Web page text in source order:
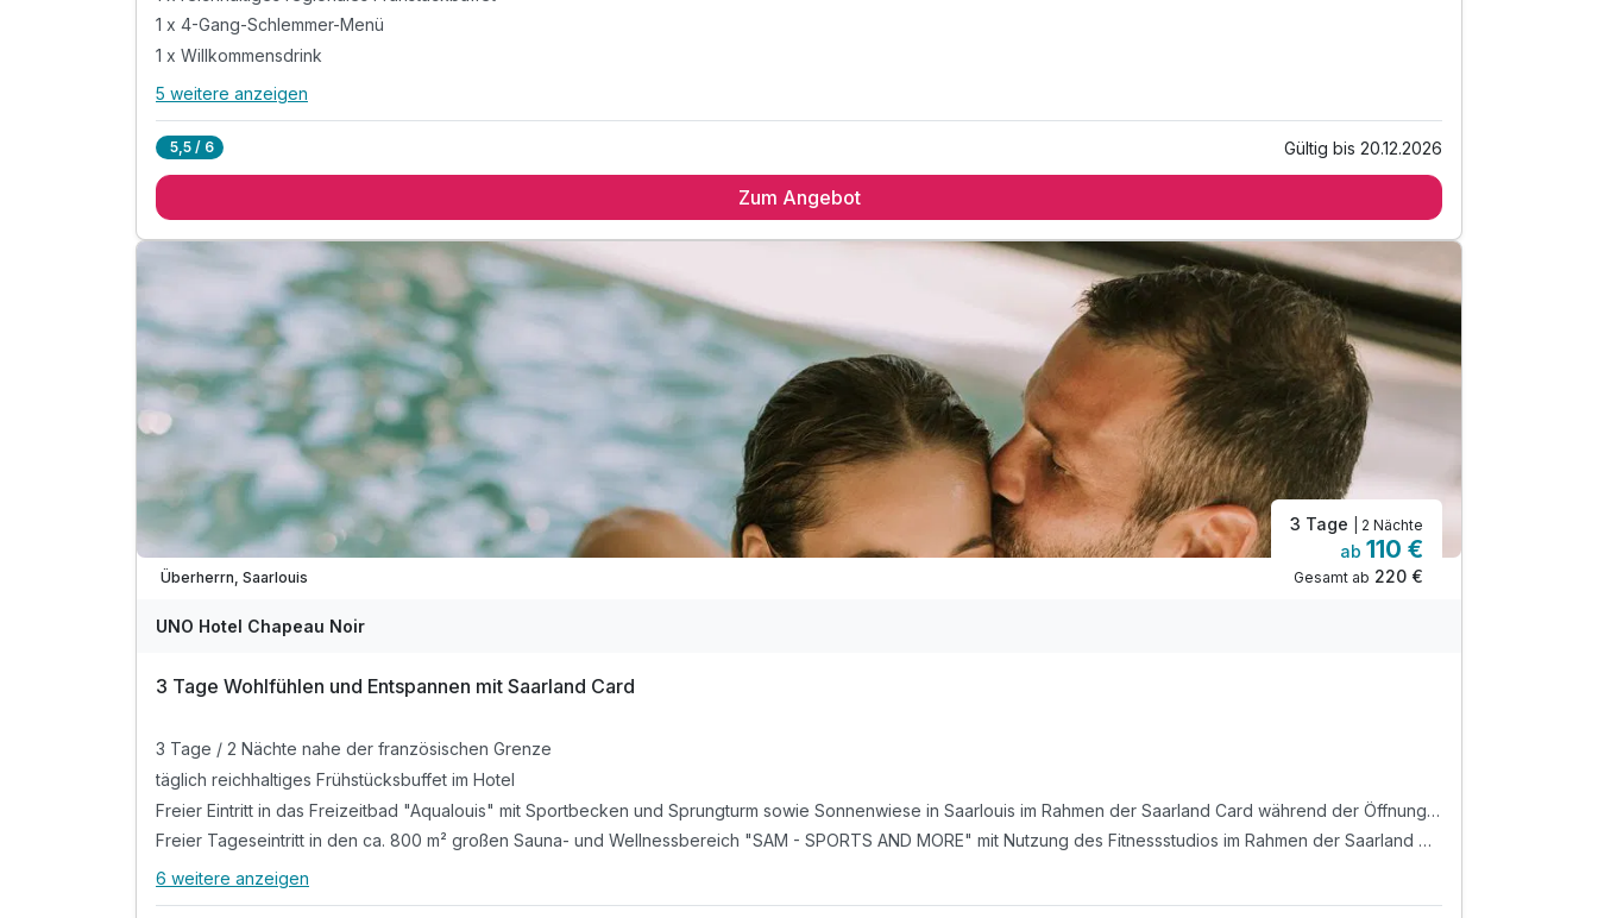
Verfügbar bis Dezember
1 x 4-Gang-Schlemmer-Menü
1 x Willkommensdrink
Alle Inklusivleistungen
inkl. Nutzung von Hallenbad und Saunawelt auf
2500m² im Vitalis-Bäderzentrum
inkl. Leihbademäntel & Badeslipper
inkl. Parkplatz
inkl. WLAN-Nutzung
5 weitere anzeigen
5,5 / 6 Gültig bis 20.12.2026
Zum Angebot
Überherrn, Saarlouis
3 Tage | 2 Nächte
ab 110 €
Gesamt ab 220 €
UNO Hotel Chapeau Noir
3 Tage Wohlfühlen und Entspannen mit Saarland Card
3 Tage / 2 Nächte nahe der französischen Grenze
täglich reichhaltiges Frühstücksbuffet im Hotel
Freier Eintritt in das Freizeitbad "Aqualouis" mit Sportbecken und Sprungturm sowie Sonnenwiese in Saarlouis im Rahmen der Saarland Card während der Öffnungszeiten
Freier Tageseintritt in den ca. 800 m² großen Sauna- und Wellnessbereich "SAM - SPORTS AND MORE" mit Nutzung des Fitnessstudios im Rahmen der Saarland Card während der Öffnungszeiten
Alle Inklusivleistungen
6 weitere anzeigen